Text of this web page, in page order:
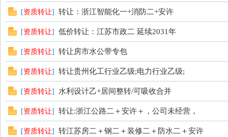
[资质转让] 转让：浙江智能化一+消防二+安许
[资质转让] 低价转让：江苏市政二 延续2031年
[资质转让] 转让房市水公带专包
[资质转让] 转让贵州化工行业乙级;电力行业乙级;
[资质转让] 水利设计乙+居间整转/可吸收合并
[资质转让] 转让:浙江公路二＋安许＋，公司未经营，
[资质转让] 转江苏房二＋钢二＋装修二＋防水二＋安许